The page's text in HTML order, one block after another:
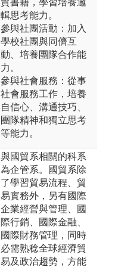
輯思考能力。
參與社團活動：加入
學校社團與同儕互
動、培養團隊合作能
力。
參與社會服務：從事
社會服務工作，培養
自信心、溝通技巧、
團隊精神和獨立思考
等能力。
與國貿系相關的科系
為企管系。國貿系除
了學習貿易流程、貿
易實務外，另有國際
企業經營與管理、國
際行銷、國際金融、
國際財務管理，同時
必需熟稔全球經濟貿
易及政治趨勢，方能